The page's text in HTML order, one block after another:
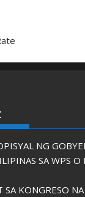
NG
SA WPS
KONGRESO